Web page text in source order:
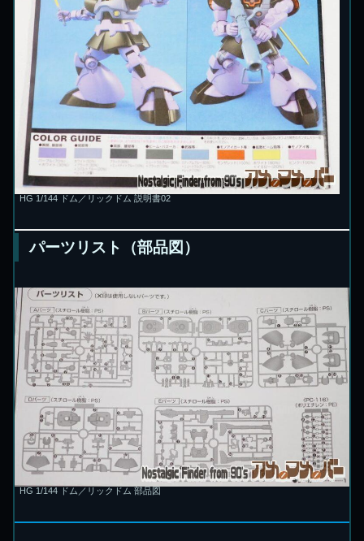
HG 1/144 ドム／リックドム 説明書02
パーツリスト（部品図）
HG 1/144 ドム／リックドム 部品図